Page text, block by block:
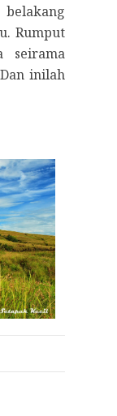
Rumput
seirama
inilah